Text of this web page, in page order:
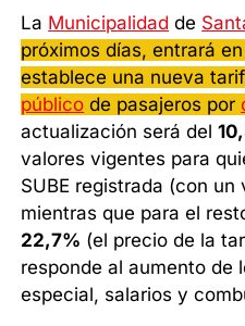
La Municipalidad de
próximos días, entrará
establece una nueva
público de pasajeros por
actualización será del
valores vigentes para
SUBE registrada (con
mientras que para el
22,7% (el precio de la
responde al aumento de
especial, salarios y